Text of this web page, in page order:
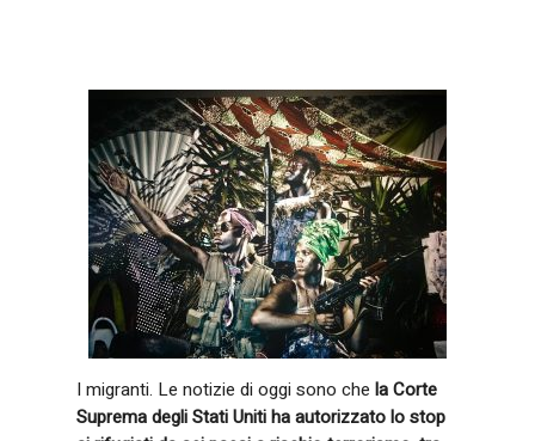
I migranti. Le notizie di oggi sono che la Corte
Suprema degli Stati Uniti ha autorizzato lo stop